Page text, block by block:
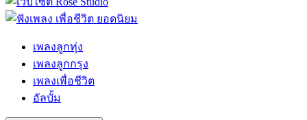
เพลงลูกทุ่ง
เพลงลูกกรุง
เพลงเพื่อชีวิต
อัลบั้ม